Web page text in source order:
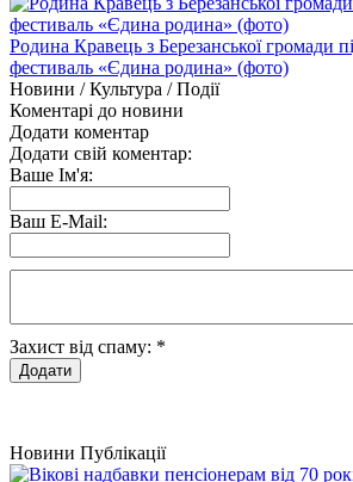
Родина Кравець з Березанської громади
фестиваль «Єдина родина» (фото)
Новини / Культура / Події
Коментарі до новини
Додати коментар
Додати свій коментар:
Ваше Ім'я:
Ваш E-Mail:
Захист від спаму: *
Новини Публікації